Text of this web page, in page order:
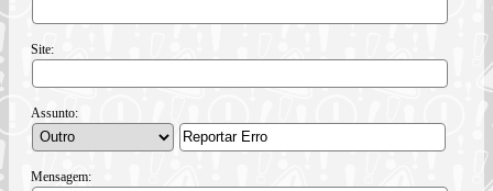
Site:
Assunto:
Mensagem: